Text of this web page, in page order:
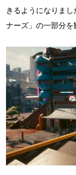
きるようになりま
ナーズ」の一部分を